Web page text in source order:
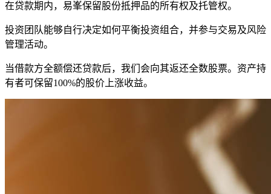
在贷款期内，易峯保留股份抵押品的所有权及托管权。
投资团队能够自行决定如何平衡投资组合，并参与交易及风险
管理活动。
当借款方全额偿还贷款后，我们会向其返还全数股票。资产持
有者可保留100%的股价上涨收益。